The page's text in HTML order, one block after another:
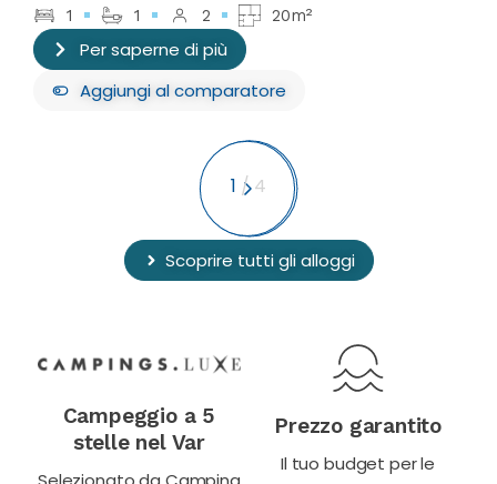
1
1 2 20m²
Per saperne di più
Aggiungial comparatore
1 /4
Scoprire tutti gli alloggi
Campeggio a 5
stelle nel Var
Prezzo garantito
Il tuo budget per le